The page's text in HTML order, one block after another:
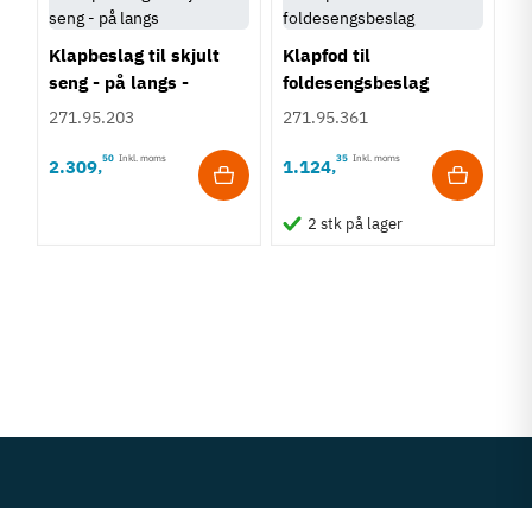
Klapbeslag til skjult
seng - på langs -
[Murphy bed]
271.95.203
2.309,50 Inkl. moms
Klapfod til
foldesengsbeslag
271.95.361
1.124,35 Inkl. moms
2 stk på lager